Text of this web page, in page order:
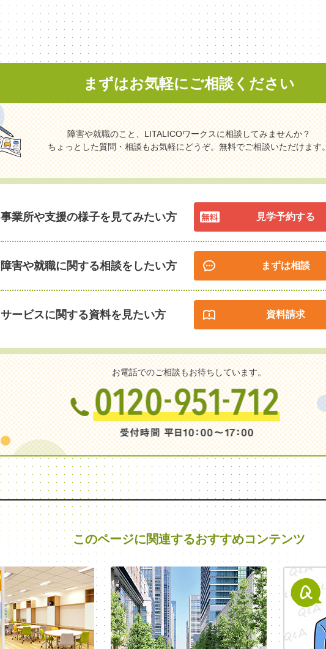
まずはお気軽にご相談ください
障害や就職のこと、LITALICOワークスに相談してみませんか？
ちょっとした質問・相談もお気軽にどうぞ。無料でご相談いただけます
事業所や支援の様子を見てみたい方 見学予約する
障害や就職に関する相談をしたい方 まずは相談
サービスに関する資料を見たい方 資料請求
お電話でのご相談もお待ちしています。
このページに関連するおすすめコンテンツ